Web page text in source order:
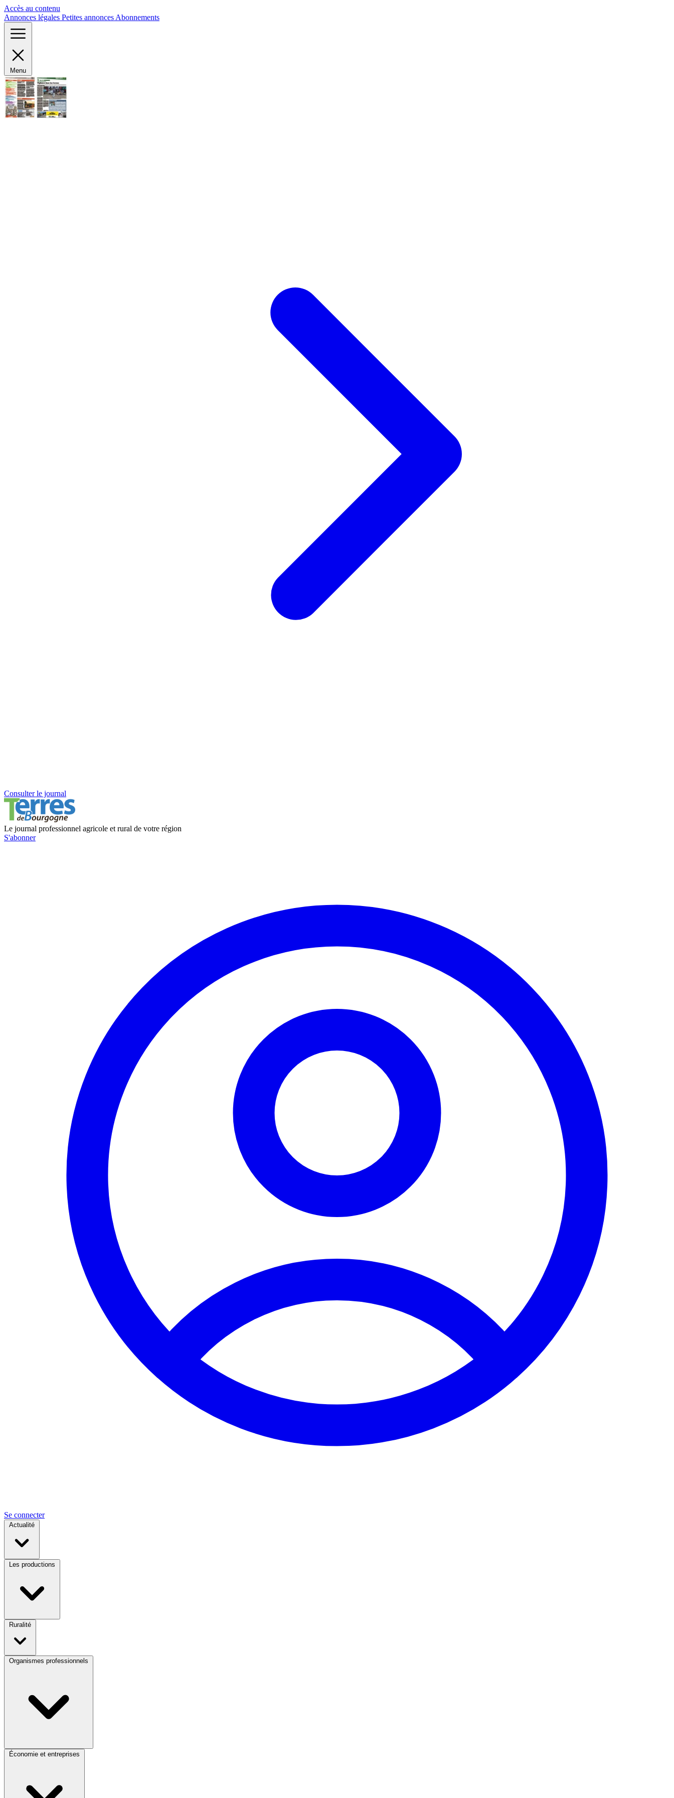
Accès au contenu
Annonces légales Petites annonces Abonnements
Menu
Consulter le journal
Le journal professionnel agricole et rural de votre région
S'abonner
Se connecter
Actualité
Les productions
Ruralité
Organismes professionnels
Économie et entreprises
Panneau de gestion des cookies